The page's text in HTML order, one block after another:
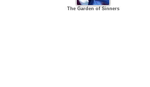
The Garden of Sinners